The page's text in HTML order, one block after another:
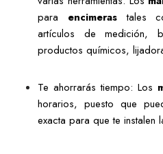
para encimerastales
artículos de medición,
productos químicos,
Te ahorrarás tiempo: Los
horarios, puesto que
exacta para que te instalen